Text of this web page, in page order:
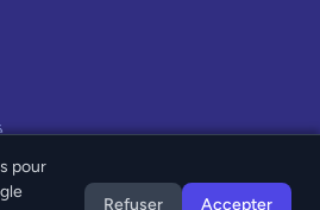
pour
Refuser Accepter